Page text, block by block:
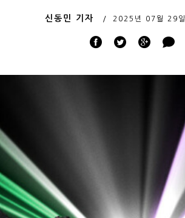
신동민 기자 2025년 07월 29일